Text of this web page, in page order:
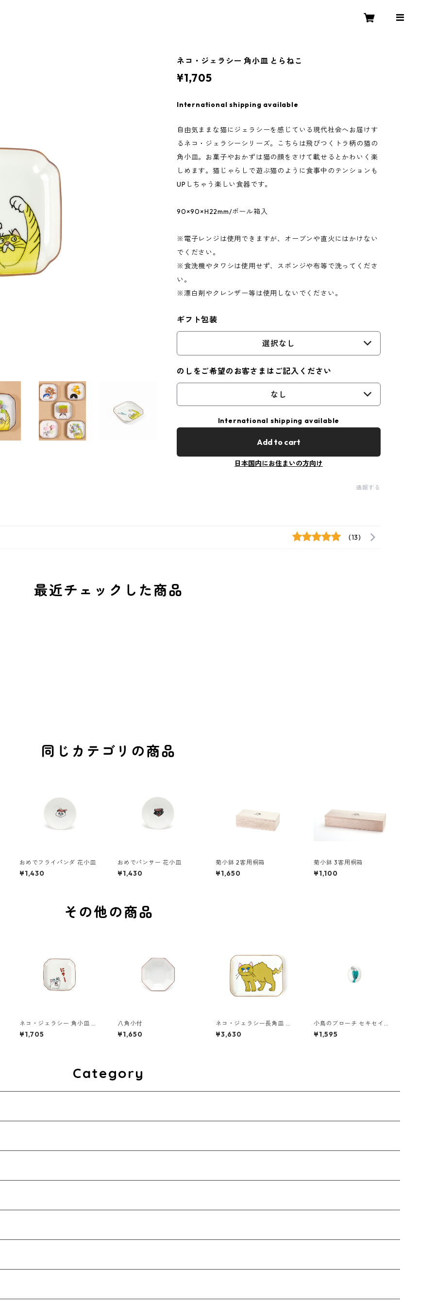
ネコ・ジェラシー 角小皿 とらねこ
¥1,705
International shipping available
自由気ままな猫にジェラシーを感じている現代社会へお届けす
るネコ・ジェラシーシリーズ。こちらは飛びつくトラ柄の猫の
角小皿。お菓子やおかずは猫の顔をさけて載せるとかわいく楽
しめます。猫じゃらしで遊ぶ猫のように食事中のテンションも
UPしちゃう楽しい食器です。
90×90×H22mm/ボール箱入
※電子レンジは使用できますが、オーブンや直火にはかけない
でください。
※食洗機やタワシは使用せず、スポンジや布等で洗ってくださ
い。
※漂白剤やクレンザー等は使用しないでください。
ギフト包装
選択なし
のしをご希望のお客さまはご記入ください
なし
International shipping available
Add to cart
日本国内にお住まいの方向け
通報する
(13)
最近チェックした商品
同じカテゴリの商品
おめでフライパンダ 花小皿
¥1,430
おめでパンサー 花小皿
¥1,430
菊小鉢 2客用桐箱
¥1,650
菊小鉢 3客用桐箱
¥1,100
その他の商品
ネコ・ジェラシー 角小皿 し
ろねこ
¥1,705
八角小付
¥1,650
ネコ・ジェラシー長角皿 ゴ
ールド
¥3,630
小鳥のブローチ セキセイイ
ンコ
¥1,595
Category